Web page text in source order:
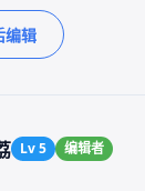
编辑
Lv 5 编辑者